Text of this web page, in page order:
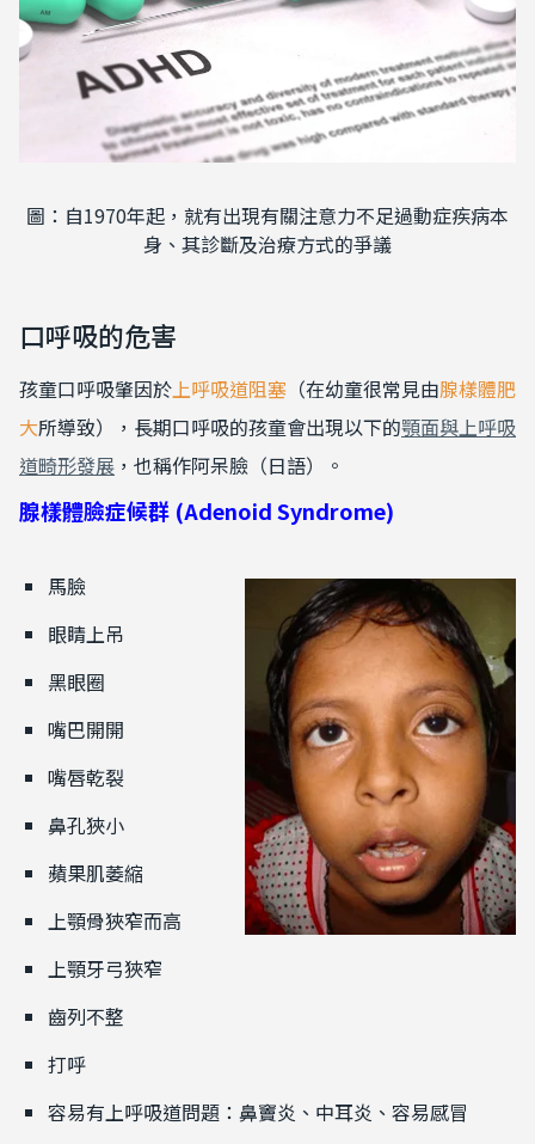
圖：自1970年起，就有出現有關注意力不足過動症疾病本
身、其診斷及治療方式的爭議
口呼吸的危害
孩童口呼吸肇因於上呼吸道阻塞 （在幼童很常見由腺樣體肥
大所導致），長期口呼吸的孩童會出現以下的顎面與上呼吸
道畸形發展 ，也稱作阿呆臉（日語）。
腺樣體臉症候群 (Adenoid Syndrome)
馬臉
眼睛上吊
黑眼圈
嘴巴開開
嘴唇乾裂
鼻孔狹小
蘋果肌萎縮
上顎骨狹窄而高
上顎牙弓狹窄
齒列不整
打呼
容易有上呼吸道問題：鼻竇炎、中耳炎、容易感冒